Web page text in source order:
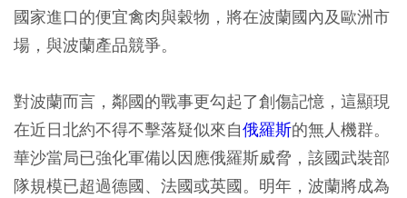
國家進口的便宜禽肉與穀物，將在波蘭國內及歐洲市
場，與波蘭產品競爭。
對波蘭而言，鄰國的戰事更勾起了創傷記憶，這顯現
在近日北約不得不擊落疑似來自俄羅斯的無人機群。
華沙當局已強化軍備以因應俄羅斯威脅，該國武裝部
隊規模已超過德國、法國或英國。明年，波蘭將成為